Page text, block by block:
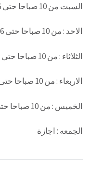
السبت من 10 صباحا حتى 6 مساء
الاحد : من 10 صباحا حتى 6 مساء
الثلاثاء : من 10 صباحا حتى 6 مساء
الاربعاء : من 10 صباحا حتى 6 مساء
الخميس : من 10 صباحا حتى 6 مساء
الجمعه : اجازة